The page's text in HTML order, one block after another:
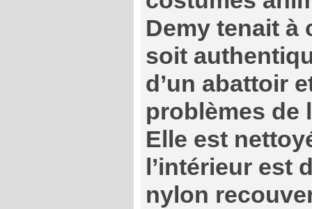
Demy tenait à
soit
d’un abattoir
problèmes de
Elle est
l’intérieur est
nylon